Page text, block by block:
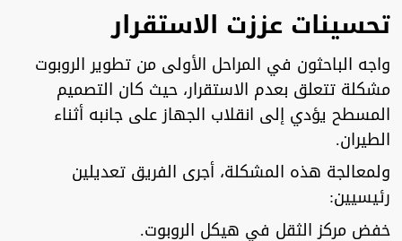
تحسينات عززت الاستقرار
واجه الباحثون في المراحل الأولى من تطوير الروبوت
مشكلة تتعلق بعدم الاستقرار، حيث كان التصميم
المسطح يؤدي إلى انقلاب الجهاز على جانبه أثناء
الطيران.
ولمعالجة هذه المشكلة، أجرى الفريق تعديلين
رئيسيين:
خفض مركز الثقل في هيكل الروبوت.